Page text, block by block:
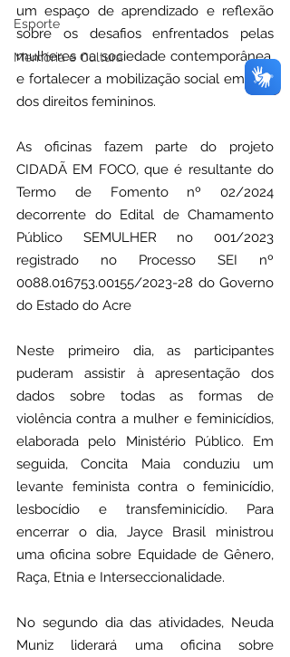
Esporte
Memória e Cultura
um espaço de aprendizado e reflexão
sobre os desafios enfrentados pelas
mulheres na sociedade contemporânea,
e fortalecer a mobilização social em prol
dos direitos femininos.
As oficinas fazem parte do projeto
CIDADÃ EM FOCO, que é resultante do
Termo de Fomento nº 02/2024
decorrente do Edital de Chamamento
Público SEMULHER no 001/2023
registrado no Processo SEI nº
0088.016753.00155/2023-28 do Governo
do Estado do Acre
Neste primeiro dia, as participantes
puderam assistir à apresentação dos
dados sobre todas as formas de
violência contra a mulher e feminicídios,
elaborada pelo Ministério Público. Em
seguida, Concita Maia conduziu um
levante feminista contra o feminicídio,
lesbocídio e transfeminicídio. Para
encerrar o dia, Jayce Brasil ministrou
uma oficina sobre Equidade de Gênero,
Raça, Etnia e Interseccionalidade.
No segundo dia das atividades, Neuda
Muniz liderará uma oficina sobre